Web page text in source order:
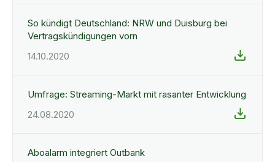
So kündigt Deutschland: NRW und Duisburg bei
Vertragskündigungen vorn
14.10.2020
Umfrage: Streaming-Markt mit rasanter Entwicklung
24.08.2020
Aboalarm integriert Outbank